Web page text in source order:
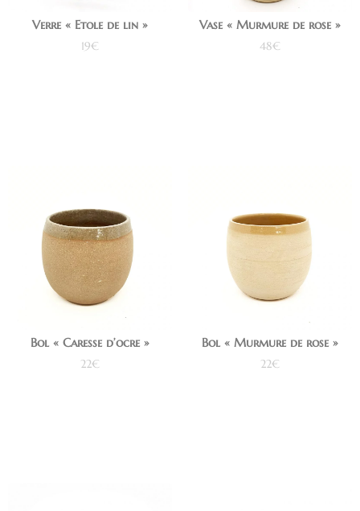
Verre « Etole de lin »
19€
Vase « Murmure de rose »
48€
Bol « Caresse d’ocre »
22€
Bol « Murmure de rose »
22€